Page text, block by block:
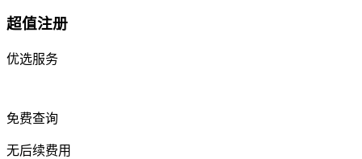
超值注册
优选服务
免费查询
无后续费用